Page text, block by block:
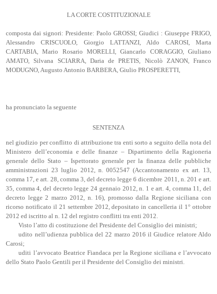
LA CORTE COSTITUZIONALE
composta dai signori: Presidente: Paolo GROSSI; Giudici : Giuseppe FRIGO,
Alessandro CRISCUOLO, Giorgio LATTANZI, Aldo CAROSI, Marta
CARTABIA, Mario Rosario MORELLI, Giancarlo CORAGGIO, Giuliano
AMATO, Silvana SCIARRA, Daria de PRETIS, Nicolò ZANON, Franco
MODUGNO, Augusto Antonio BARBERA, Giulio PROSPERETTI,
ha pronunciato la seguente
SENTENZA
nel giudizio per conflitto di attribuzione tra enti sorto a seguito della nota del
Ministero dell’economia e delle finanze – Dipartimento della Ragioneria
generale dello Stato – Ispettorato generale per la finanza delle pubbliche
amministrazioni 23 luglio 2012, n. 0052547 (Accantonamento ex art. 13,
comma 17, e art. 28, comma 3, del decreto legge 6 dicembre 2011, n. 201 e art.
35, comma 4, del decreto legge 24 gennaio 2012, n. 1 e art. 4, comma 11, del
decreto legge 2 marzo 2012, n. 16), promosso dalla Regione siciliana con
ricorso notificato il 21 settembre 2012, depositato in cancelleria il 1° ottobre
2012 ed iscritto al n. 12 del registro conflitti tra enti 2012.
Visto l’atto di costituzione del Presidente del Consiglio dei ministri;
udito nell’udienza pubblica del 22 marzo 2016 il Giudice relatore Aldo
Carosi;
uditi l’avvocato Beatrice Fiandaca per la Regione siciliana e l’avvocato
dello Stato Paolo Gentili per il Presidente del Consiglio dei ministri.